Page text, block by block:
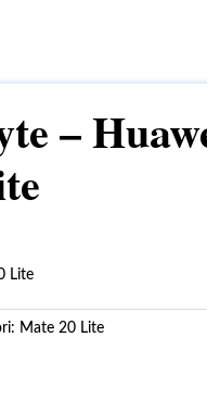
–
Lite
Mate 20 Lite